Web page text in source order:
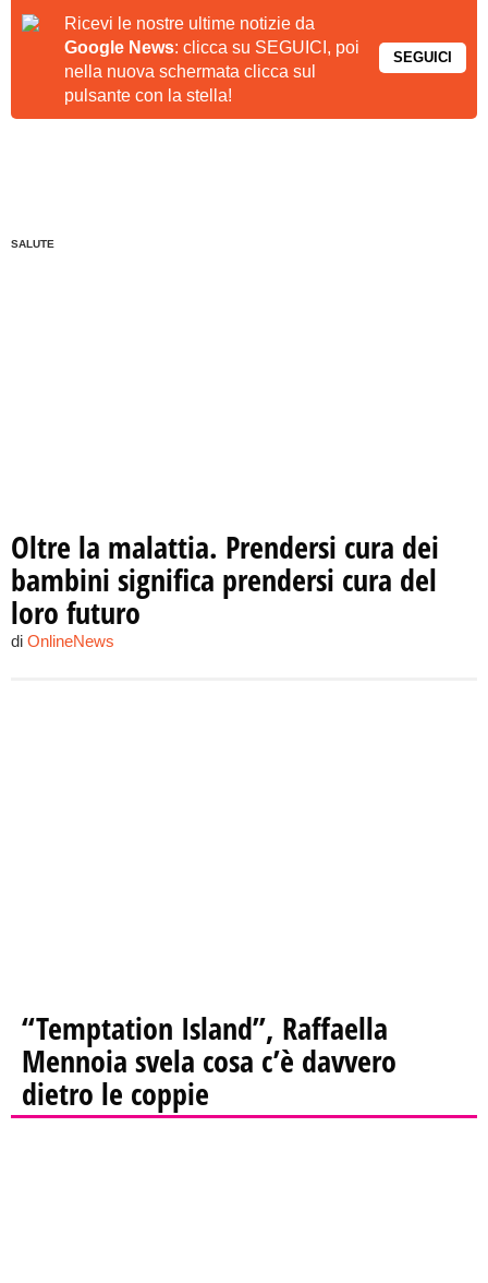
Ricevi le nostre ultime notizie da
Google News: clicca su SEGUICI, poi
nella nuova schermata clicca sul
pulsante con la stella!
SEGUICI
SALUTE
Oltre la malattia. Prendersi cura dei
bambini significa prendersi cura del
loro futuro
di OnlineNews
“Temptation Island”, Raffaella
Mennoia svela cosa c’è davvero
dietro le coppie